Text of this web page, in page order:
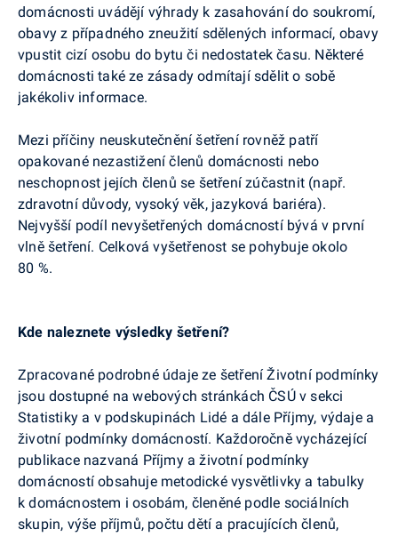
domácnosti uvádějí výhrady k zasahování do soukromí,
obavy z případného zneužití sdělených informací, obavy
vpustit cizí osobu do bytu či nedostatek času. Některé
domácnosti také ze zásady odmítají sdělit o sobě
jakékoliv informace.
Mezi příčiny neuskutečnění šetření rovněž patří
opakované nezastižení členů domácnosti nebo
neschopnost jejích členů se šetření zúčastnit (např.
zdravotní důvody, vysoký věk, jazyková bariéra).
Nejvyšší podíl nevyšetřených domácností bývá v první
vlně šetření. Celková vyšetřenost se pohybuje okolo
80 %.
Kde naleznete výsledky šetření?
Zpracované podrobné údaje ze šetření Životní podmínky
jsou dostupné na webových stránkách ČSÚ v sekci
Statistiky a v podskupinách Lidé a dále Příjmy, výdaje a
životní podmínky domácností. Každoročně vycházející
publikace nazvaná Příjmy a životní podmínky
domácností obsahuje metodické vysvětlivky a tabulky
k domácnostem i osobám, členěné podle sociálních
skupin, výše příjmů, počtu dětí a pracujících členů,